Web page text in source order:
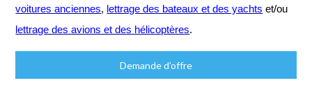
voitures anciennes, lettrage des bateaux et des yachts et/ou
lettrage des avions et des hélicoptères.
Demande d’offre